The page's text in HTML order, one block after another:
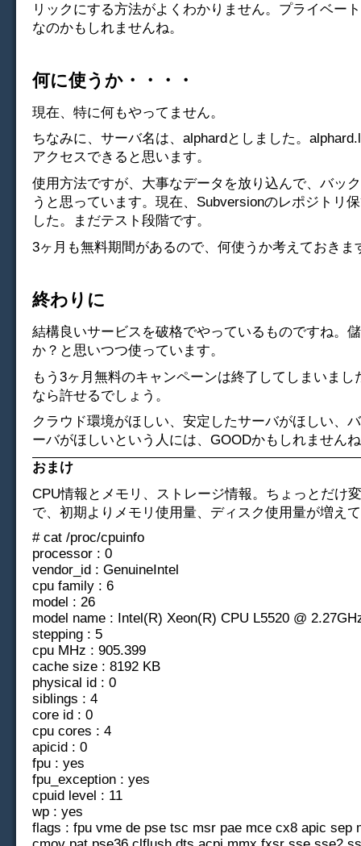
リックにする方法がよくわかりません。プライベー
なのかもしれませんね。
何に使うか・・・・
現在、特に何もやってません。
ちなみに、サーバ名は、alphardとしました。
アクセスできると思います。
使用方法ですが、大事なデータを放り込んで、バッ
うと思っています。現在、Subversionのレポジトリ
した。まだテスト段階です。
3ヶ月も無料期間があるので、何使うか考えておきま
終わりに
結構良いサービスを破格でやっているものですね。
か？と思いつつ使っています。
もう3ヶ月無料のキャンペーンは終了してしまいまし
なら許せるでしょう。
クラウド環境がほしい、安定したサーバがほしい、
ーバがほしいという人には、GOODかもしれません
おまけ
CPU情報とメモリ、ストレージ情報。ちょっとだけ
で、初期よりメモリ使用量、ディスク使用量が増え
# cat /proc/cpuinfo
processor : 0
vendor_id : GenuineIntel
cpu family : 6
model : 26
model name : Intel(R) Xeon(R) CPU L5520 @
stepping : 5
cpu MHz : 905.399
cache size : 8192 KB
physical id : 0
siblings : 4
core id : 0
cpu cores : 4
apicid : 0
fpu : yes
fpu_exception : yes
cpuid level : 11
wp : yes
flags : fpu vme de pse tsc msr pae mce cx8 apic sep